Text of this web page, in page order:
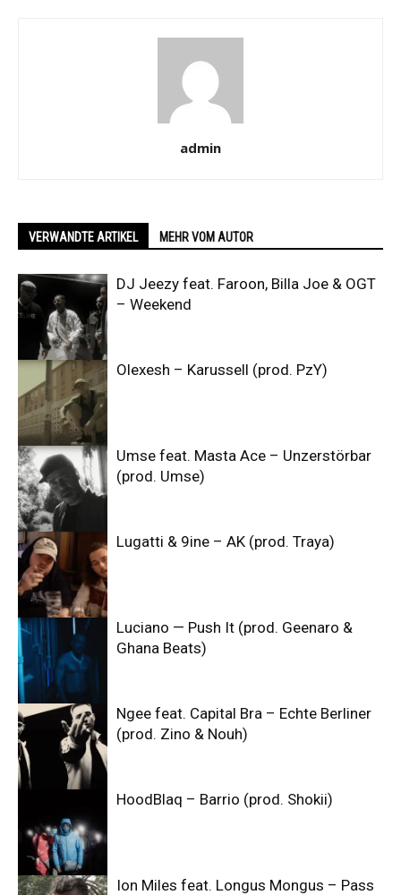
admin
VERWANDTE ARTIKEL MEHR VOM AUTOR
DJ Jeezy feat. Faroon, Billa Joe & OGT
– Weekend
Olexesh – Karussell (prod. PzY)
Umse feat. Masta Ace – Unzerstörbar
(prod. Umse)
Lugatti & 9ine – AK (prod. Traya)
Luciano — Push It (prod. Geenaro &
Ghana Beats)
Ngee feat. Capital Bra – Echte Berliner
(prod. Zino & Nouh)
HoodBlaq – Barrio (prod. Shokii)
Ion Miles feat. Longus Mongus – Pass